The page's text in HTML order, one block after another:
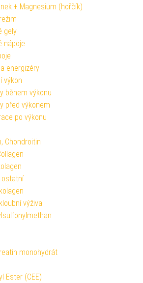
+ Magnesium (hořčík)
gely
nápoje
energizéry
výkon
během výkonu
před výkonem
po výkonu
Chondroitin
ostatní
výživa
monohydrát
Ester (CEE)